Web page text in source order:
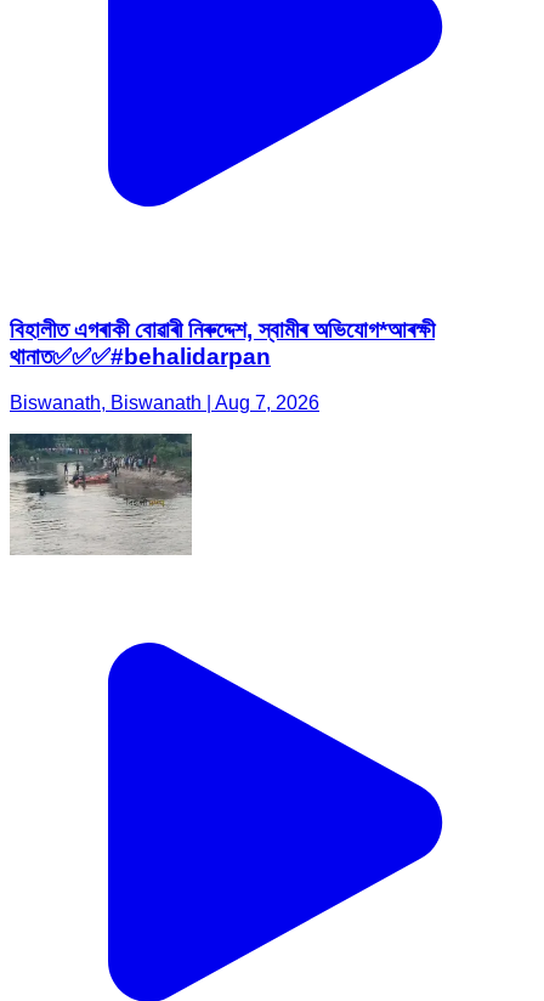
বিহালীত এগৰাকী বোৱাৰী নিৰুদ্দেশ, স্বামীৰ অভিযোগ*আৰক্ষী
থানাত✅✅✅#behalidarpan
Biswanath, Biswanath | Aug 7, 2026